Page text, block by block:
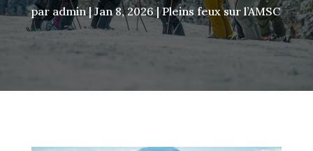
par admin|Jan 8, 2026|Pleins feux sur l’AMSC